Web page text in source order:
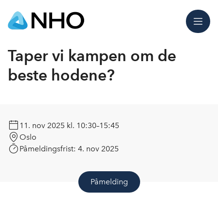
Meny
Taper vi kampen om de
beste hodene?
11. nov 2025 kl. 10:30–15:45
Oslo
Påmeldingsfrist: 4. nov 2025
Påmelding